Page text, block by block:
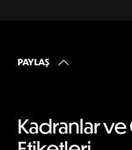
PAYLAŞ
Kadranlar